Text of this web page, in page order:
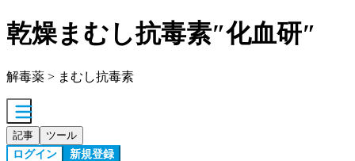
乾燥まむし抗毒素″化血研″
解毒薬 > まむし抗毒素
記事 ツール
ログイン 新規登録